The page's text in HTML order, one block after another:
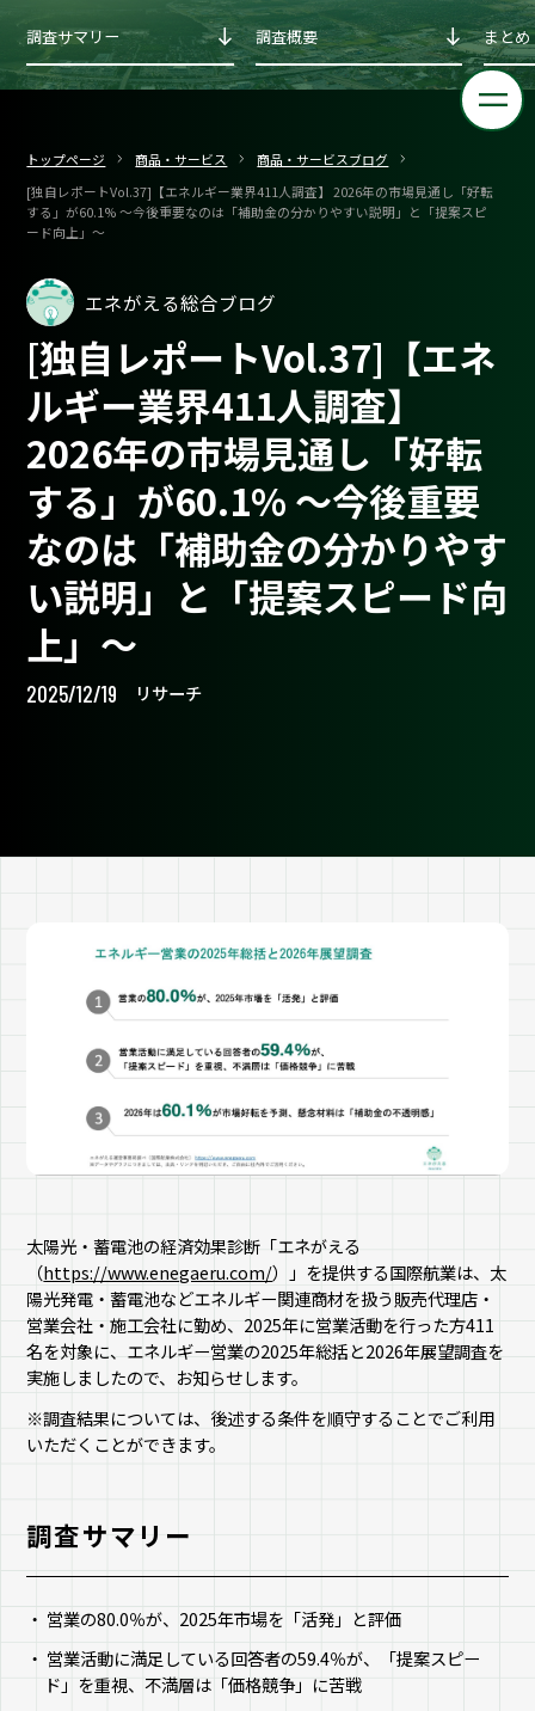
トップページ 商品・サービス
商品・サービスブログ
[独自レポートVol.37]【エネルギー業界411人調査】 2026年の市場見通し「好転
する」が60.1% 〜今後重要なのは「補助金の分かりやすい説明」と「提案スピ
ード向上」〜
エネがえる総合ブログ
[独自レポートVol.37]【エネ
ルギー業界411人調査】
2026年の市場見通し「好転
する」が60.1% 〜今後重要
なのは「補助金の分かりやす
い説明」と「提案スピード向
上」〜
2025/12/19 リサーチ
調査サマリー 調査概要 まとめ
太陽光・蓄電池の経済効果診断「エネがえる
（https://www.enegaeru.com/）」を提供する国際航業は、太
陽光発電・蓄電池などエネルギー関連商材を扱う販売代理店・
営業会社・施工会社に勤め、2025年に営業活動を行った方411
名を対象に、エネルギー営業の2025年総括と2026年展望調査を
実施しましたので、お知らせします。
※調査結果については、後述する条件を順守することでご利用
いただくことができます。
調査サマリー
営業の80.0％が、2025年市場を「活発」と評価
営業活動に満足している回答者の59.4％が、「提案スピー
ド」を重視、不満層は「価格競争」に苦戦